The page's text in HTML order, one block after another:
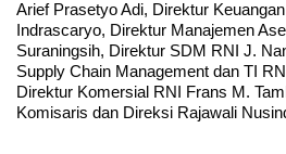
Arief Prasetyo Adi, Direktur
Indrascaryo, Direktur Manajemen
Suraningsih, Direktur SDM RNI J.
Supply Chain Management dan TI
Direktur Komersial RNI Frans M.
Komisaris dan Direksi Rajawali